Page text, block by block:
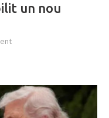
un nou